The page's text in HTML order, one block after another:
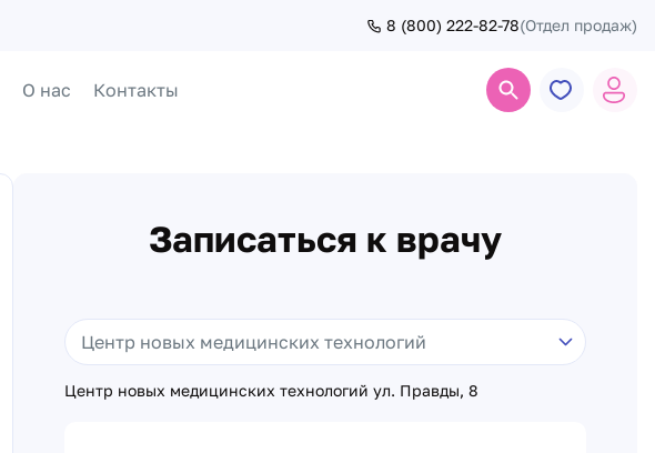
8 (800) 222-82-78(Отдел продаж)
О нас Контакты
Записаться к врачу
Центр новых медицинских технологий ул. Правды, 8